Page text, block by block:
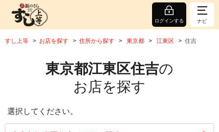
ログインする ナビ
すし上等 お店を探す 住所から探す 東京都 江東区 住吉
東京都江東区住吉の
お店を探す
選択してください。